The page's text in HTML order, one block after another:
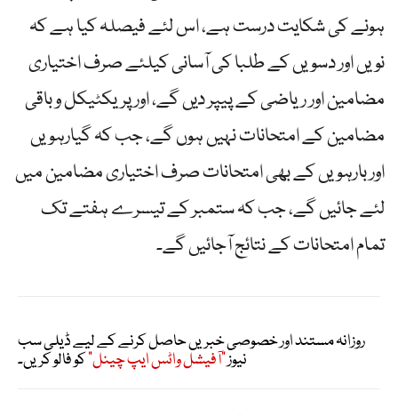
ہونے کی شکایت درست ہے، اس لئے فیصلہ کیا ہے کہ
نویں اور دسویں کے طلبا کی آسانی کیلئے صرف اختیاری
مضامین اور ریاضی کے پیپر دیں گے، اور پریکٹیکل و باقی
مضامین کے امتحانات نہیں ہوں گے، جب کہ گیارہویں
اور بارہویں کے بھی امتحانات صرف اختیاری مضامین میں
لئے جائیں گے، جب کہ ستمبر کے تیسرے ہفتے تک
تمام امتحانات کے نتائج آجائیں گے۔
روزانہ مستند اور خصوصی خبریں حاصل کرنے کے لیے ڈیلی سب
نیوز"آفیشل واٹس ایپ چینل"کو فالو کریں۔